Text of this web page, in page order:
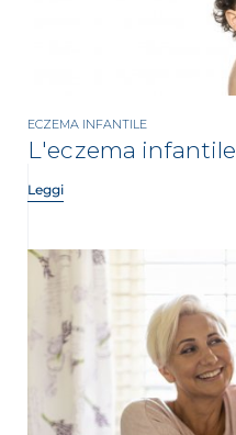
ECZEMA INFANTILE
L'eczema infantile
Leggi